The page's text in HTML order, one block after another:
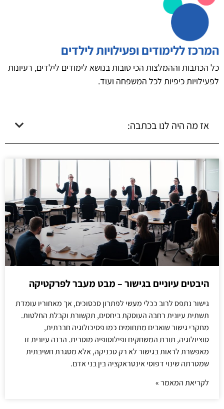
המרכז ללימודים ופעילויות לילדים
כל הכתבות וההמלצות הכי טובות בנושא לימודים לילדים, רעיונות
לפעילויות כיפיות לכל המשפחה ועוד.
אז מה היה לנו בכתבה:
היבטים עיוניים בגישור – מבט מעבר לפרקטיקה
גישור נתפס לרוב ככלי מעשי לפתרון סכסוכים, אך מאחוריו עומדת
תשתית עיונית רחבה העוסקת ביחסים, תקשורת וקבלת החלטות.
מחקרי גישור שואבים מתחומים כמו פסיכולוגיה חברתית,
סוציולוגיה, תורת המשחקים ופילוסופיה מוסרית. הבנה עיונית זו
מאפשרת לראות בגישור לא רק טכניקה, אלא מסגרת חשיבתית
שמטרתה שינוי דפוסי אינטראקציה בין בני אדם.
לקריאת המאמר »